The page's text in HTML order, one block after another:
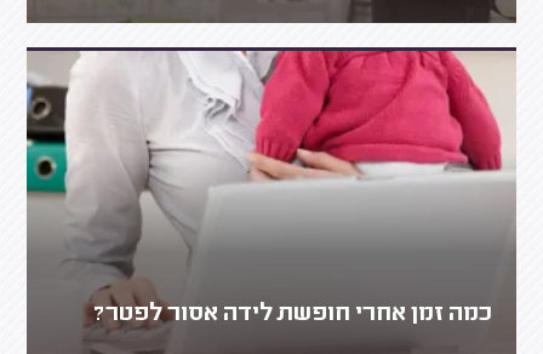
כמה זמן אחרי חופשת לידה אסור לפטר?